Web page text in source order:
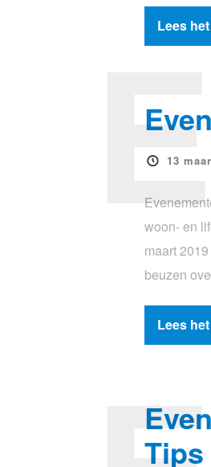
Lees
13
woon- en
maart
beuzen
Lees
Tips